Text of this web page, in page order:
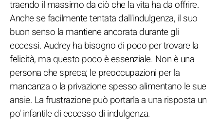
traendo il massimo da ciò che la vita ha da offrire.
Anche se facilmente tentata dall'indulgenza, il suo
buon senso la mantiene ancorata durante gli
eccessi. Audrey ha bisogno di poco per trovare la
felicità, ma questo poco è essenziale. Non è una
persona che spreca; le preoccupazioni per la
mancanza o la privazione spesso alimentano le sue
ansie. La frustrazione può portarla a una risposta un
po' infantile di eccesso di indulgenza.